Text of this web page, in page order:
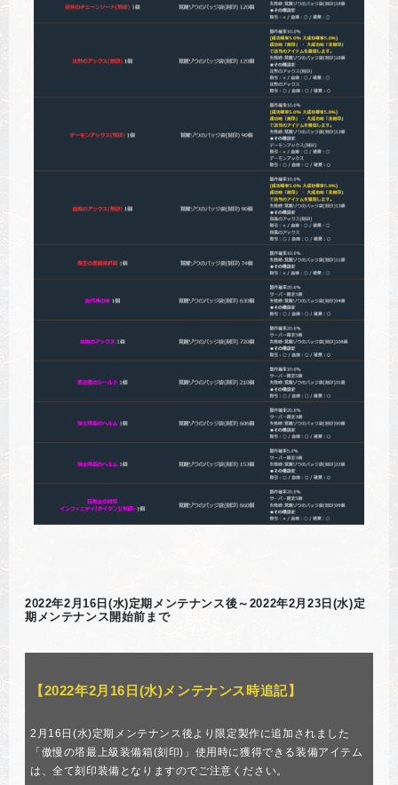
2022年2月16日(水)定期メンテナンス後～2022年2月23日(水)定
期メンテナンス開始前まで
【2022年2月16日(水)メンテナンス時追記】
2月16日(水)定期メンテナンス後より限定製作に追加されました
「傲慢の塔最上級装備箱(刻印)」使用時に獲得できる装備アイテム
は、全て刻印装備となりますのでご注意ください。